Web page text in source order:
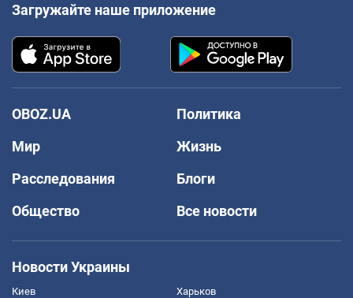
Загружайте наше приложение
OBOZ.UA
Политика
Мир
Жизнь
Расследования
Блоги
Общество
Все новости
Новости Украины
Киев Харьков